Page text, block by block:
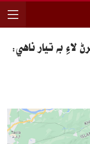
لاءِ به تيار ناهي: